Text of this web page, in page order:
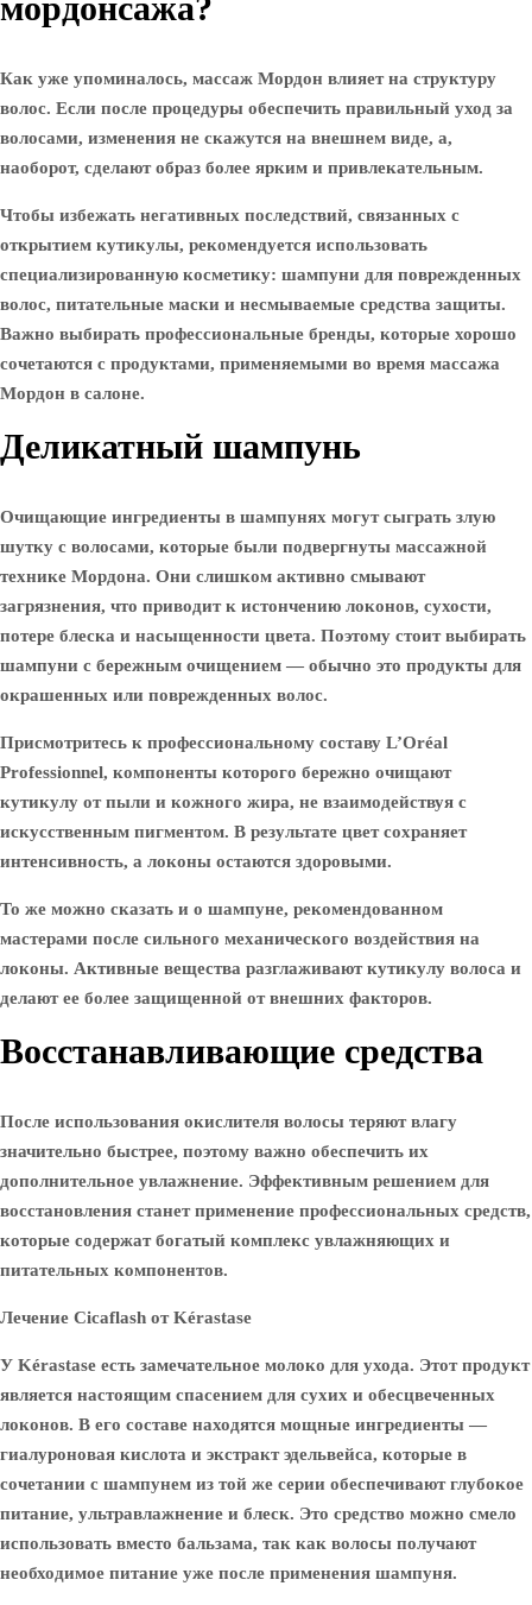
Как уже упоминалось, массаж Мордон влияет на структуру
волос. Если после процедуры обеспечить правильный уход за
волосами, изменения не скажутся на внешнем виде, а,
наоборот, сделают образ более ярким и привлекательным.
Чтобы избежать негативных последствий, связанных с
открытием кутикулы, рекомендуется использовать
специализированную косметику: шампуни для поврежденных
волос, питательные маски и несмываемые средства защиты.
Важно выбирать профессиональные бренды, которые хорошо
сочетаются с продуктами, применяемыми во время массажа
Мордон в салоне.
Деликатный шампунь
Очищающие ингредиенты в шампунях могут сыграть злую
шутку с волосами, которые были подвергнуты массажной
технике Мордона. Они слишком активно смывают
загрязнения, что приводит к истончению локонов, сухости,
потере блеска и насыщенности цвета. Поэтому стоит выбирать
шампуни с бережным очищением — обычно это продукты для
окрашенных или поврежденных волос.
Присмотритесь к профессиональному составу L’Oréal
Professionnel, компоненты которого бережно очищают
кутикулу от пыли и кожного жира, не взаимодействуя с
искусственным пигментом. В результате цвет сохраняет
интенсивность, а локоны остаются здоровыми.
То же можно сказать и о шампуне, рекомендованном
мастерами после сильного механического воздействия на
локоны. Активные вещества разглаживают кутикулу волоса и
делают ее более защищенной от внешних факторов.
Восстанавливающие средства
После использования окислителя волосы теряют влагу
значительно быстрее, поэтому важно обеспечить их
дополнительное увлажнение. Эффективным решением для
восстановления станет применение профессиональных средств,
которые содержат богатый комплекс увлажняющих и
питательных компонентов.
Лечение Cicaflash от Kérastase
У Kérastase есть замечательное молоко для ухода. Этот продукт
является настоящим спасением для сухих и обесцвеченных
локонов. В его составе находятся мощные ингредиенты —
гиалуроновая кислота и экстракт эдельвейса, которые в
сочетании с шампунем из той же серии обеспечивают глубокое
питание, ультравлажнение и блеск. Это средство можно смело
использовать вместо бальзама, так как волосы получают
необходимое питание уже после применения шампуня.